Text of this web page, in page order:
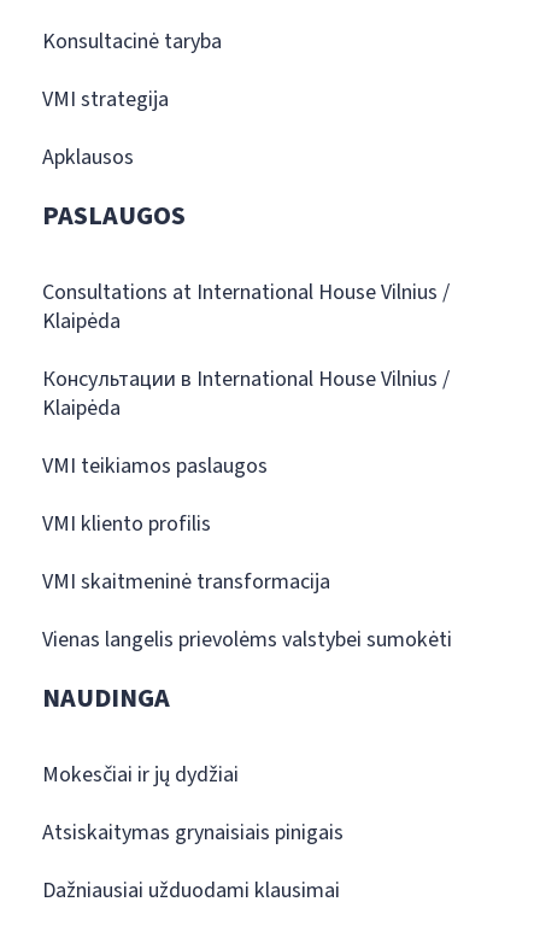
Konsultacinė taryba
VMI strategija
Apklausos
PASLAUGOS
Consultations at International House Vilnius /
Klaipėda
Консультации в International House Vilnius /
Klaipėda
VMI teikiamos paslaugos
VMI kliento profilis
VMI skaitmeninė transformacija
Vienas langelis prievolėms valstybei sumokėti
NAUDINGA
Mokesčiai ir jų dydžiai
Atsiskaitymas grynaisiais pinigais
Dažniausiai užduodami klausimai